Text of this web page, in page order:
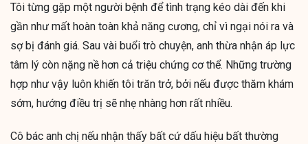
Tôi từng gặp một người bệnh để tình trạng kéo dài đến khi
gần như mất hoàn toàn khả năng cương, chỉ vì ngại nói ra và
sợ bị đánh giá. Sau vài buổi trò chuyện, anh thừa nhận áp lực
tâm lý còn nặng nề hơn cả triệu chứng cơ thể. Những trường
hợp như vậy luôn khiến tôi trăn trở, bởi nếu được thăm khám
sớm, hướng điều trị sẽ nhẹ nhàng hơn rất nhiều.
Cô bác anh chị nếu nhận thấy bất cứ dấu hiệu bất thường